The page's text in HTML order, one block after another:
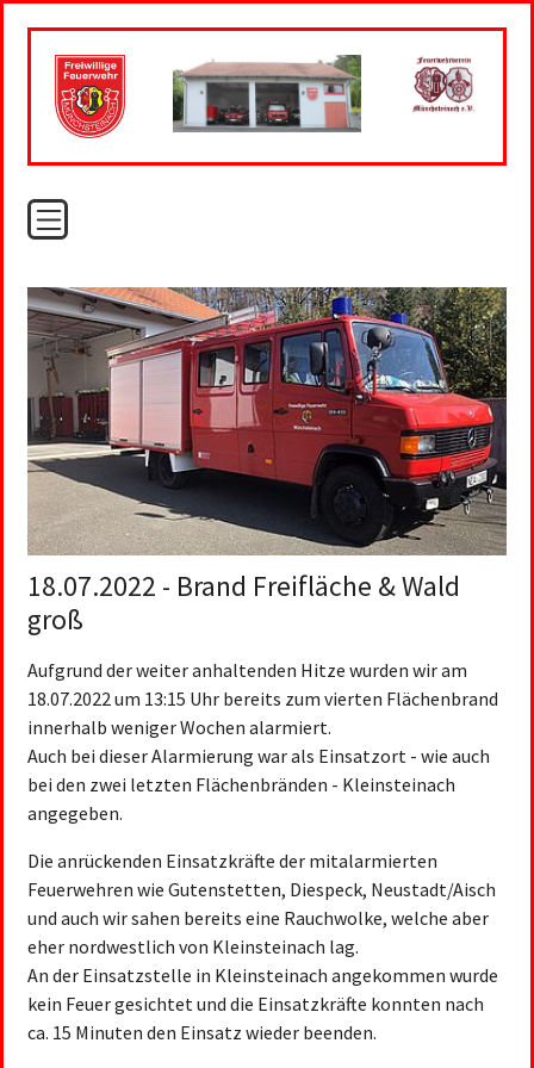
Show larger version
18.07.2022 - Brand Freifläche & Wald
groß
Aufgrund der weiter anhaltenden Hitze wurden wir am
18.07.2022 um 13:15 Uhr bereits zum vierten Flächenbrand
innerhalb weniger Wochen alarmiert.
Auch bei dieser Alarmierung war als Einsatzort - wie auch
bei den zwei letzten Flächenbränden - Kleinsteinach
angegeben.
Die anrückenden Einsatzkräfte der mitalarmierten
Feuerwehren wie Gutenstetten, Diespeck, Neustadt/Aisch
und auch wir sahen bereits eine Rauchwolke, welche aber
eher nordwestlich von Kleinsteinach lag.
An der Einsatzstelle in Kleinsteinach angekommen wurde
kein Feuer gesichtet und die Einsatzkräfte konnten nach
ca. 15 Minuten den Einsatz wieder beenden.